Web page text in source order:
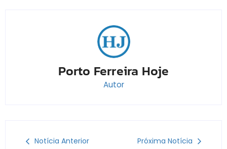
Porto Ferreira Hoje
Autor
Notícia Anterior Próxima Notícia